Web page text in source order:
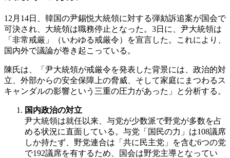
12月14日、韓国の尹錫悦大統領に対する弾劾訴追案が国会で
可決され、大統領は職務停止となった。3日に、尹大統領は
「非常戒厳」（いわゆる戒厳令）を宣言した。これにより、
国内外で議論が巻き起こっている。
陳氏は、「尹大統領が戒厳令を発表した背景には、政治的対
立、外部からの安全保障上の脅威、そして家庭にまつわるス
キャンダルの影響という三重の圧力があった」と分析する。
国内政治の対立
尹大統領は就任以来、与党が少数派で野党が多数を占
める状況に直面している。与党「国民の力」は108議席
しか持たず、野党連合は「共に民主党」を含む6つの党
で192議席を有するため、国会は野党主導となってい